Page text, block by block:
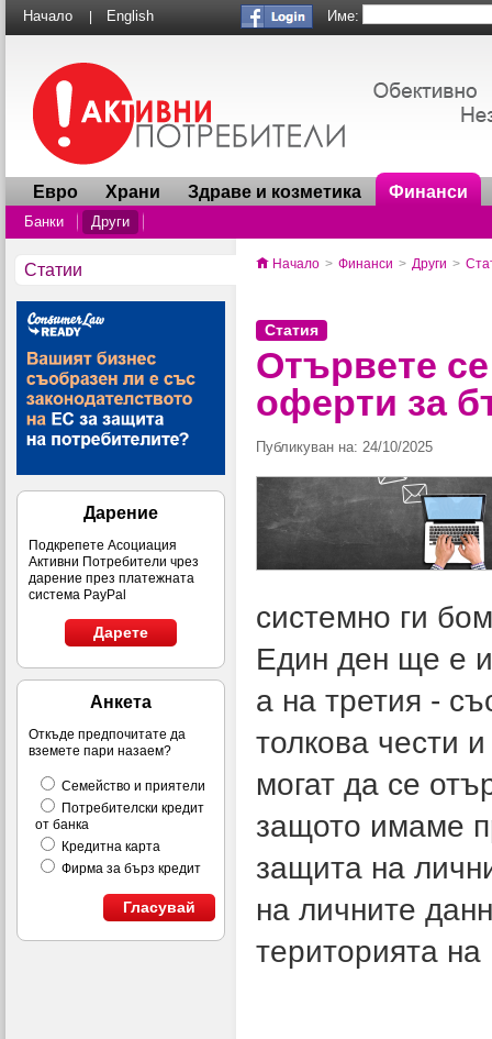
Начало English Име:
Евро Храни Здраве и козметика Финанси
Банки Други
Статии
Дарение
Подкрепете Асоциация
Активни Потребители чрез
дарение през платежната
система PayPal
Дарете
Анкета
Откъде предпочитате да
вземете пари назаем?
Семейство и приятели
Потребителски кредит
от банка
Кредитна карта
Фирма за бърз кредит
Гласувай
Начало > Финанси > Други >
Статия
Отървете
оферти за
Публикуван на: 24/10/2025
системно ги
Един ден ще е
а на третия -
толкова чести
могат да се
защото имаме
защита на
на личните
територията